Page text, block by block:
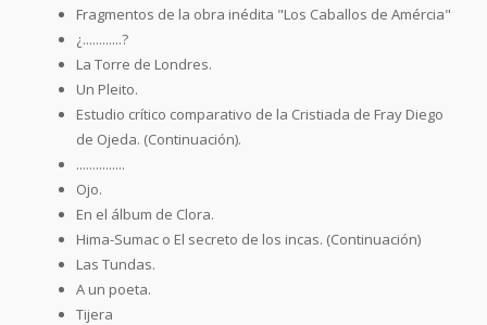
Fragmentos de la obra inédita "Los Caballos de Amércia"
¿............?
La Torre de Londres.
Un Pleito.
Estudio crítico comparativo de la Cristiada de Fray Diego
de Ojeda. (Continuación).
...............
Ojo.
En el álbum de Clora.
Hima-Sumac o El secreto de los incas. (Continuación)
Las Tundas.
A un poeta.
Tijera